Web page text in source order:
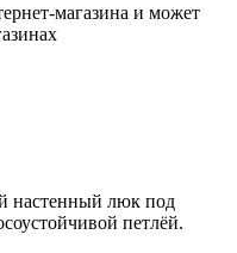
магазина и может
настенный люк под
петлёй.